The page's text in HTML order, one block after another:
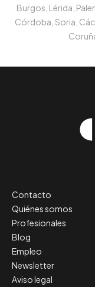
Burgos, Lérida,
Córdoba, Soria,
Contacto
Quiénes somos
Profesionales
Blog
Empleo
Newsletter
Aviso legal